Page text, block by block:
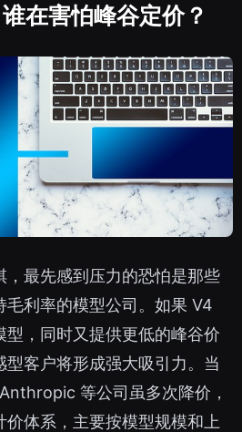
在害怕峰谷定价？
，最先感到压力的恐怕是那些
毛利率的模型公司。如果 V4
，同时又提供更低的峰谷价
客户将形成强大吸引力。当
等公司虽多次降价，
体系，主要按模型规模和上